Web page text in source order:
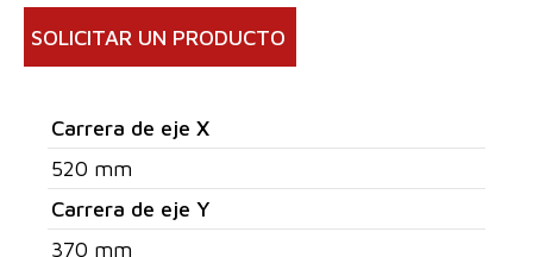
SOLICITAR UN PRODUCTO
Carrera de eje X
520 mm
Carrera de eje Y
370 mm